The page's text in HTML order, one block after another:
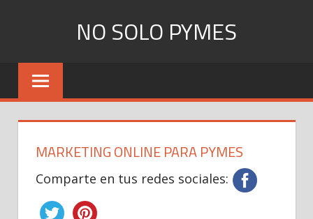
NO SOLO PYMES
Todo
que
necesita
MARKETING ONLINE PARA PYMES
Comparte en tus redes sociales: